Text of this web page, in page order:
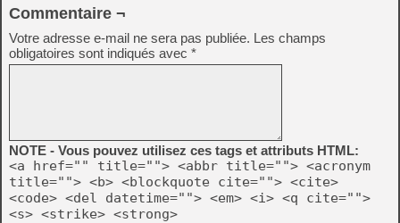
Commentaire ¬
Votre adresse e-mail ne sera pas publiée. Les champs
obligatoires sont indiqués avec *
NOTE - Vous pouvez utilisez ces tags et attributs HTML:
<a href="" title=""> <abbr title=""> <acronym
title=""> <b> <blockquote cite=""> <cite>
<code> <del datetime=""> <em> <i> <q cite="">
<s> <strike> <strong>